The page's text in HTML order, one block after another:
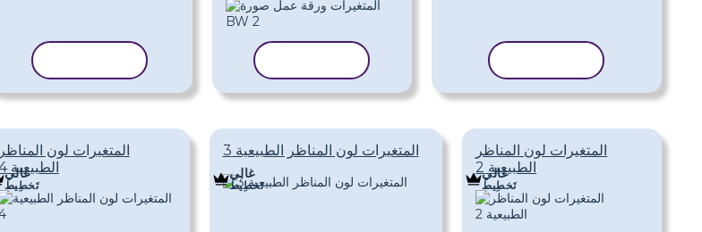
المتغيرات لون المناظر
الطبيعية 4
غالي
تَخطِيط
المتغيرات لون المناظر الطبيعية 3
غالي
تَخطِيط
المتغيرات لون المناظر
الطبيعية 2
غالي
تَخطِيط